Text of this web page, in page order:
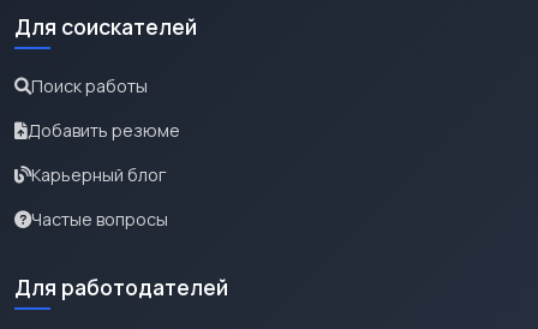
Для соискателей
Поиск работы
Добавить резюме
Карьерный блог
Частые вопросы
Для работодателей